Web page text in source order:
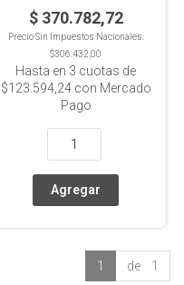
$ 370.782,72
Precio Sin Impuestos Nacionales:
$306.432,00
Hasta en 3 cuotas de
$123.594,24con Mercado
Pago
1 de 1